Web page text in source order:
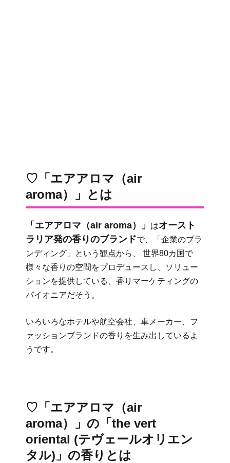
♡「エアアロマ（air
aroma）」とは
「エアアロマ（air aroma）」 はオースト
ラリア発の香りのブランドで、「企業のブラ
ンディング」という観点から、 世界80カ国で
様々な香りの空間をプロデュースし、ソリュー
ションを提供している、香りマーケティングの
パイオニアだそう。
いろいろなホテルや航空会社、車メーカー、フ
ァッションブランドの香りを生み出しているよ
うです。
♡「エアアロマ（air
aroma）」の「the vert
oriental (テヴェールオリエン
タル)」の香りとは